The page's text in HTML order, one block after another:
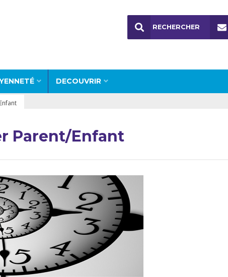
DECOUVRIR
RECHERCHER
Parent/Enfant